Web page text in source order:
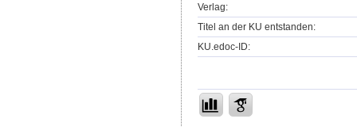
Verlag:
Titel an der KU entstanden:
KU.edoc-ID: